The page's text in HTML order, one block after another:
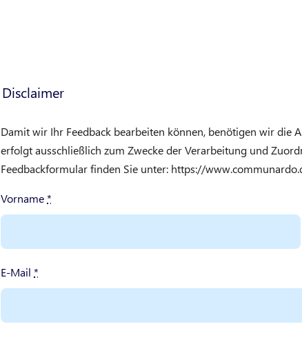
Disclaimer
Damit wir Ihr Feedback bearbeiten können, benötigen wir die
erfolgt ausschließlich zum Zwecke der Verarbeitung und
Feedbackformular finden Sie unter: https://
Vorname*
E-Mail *